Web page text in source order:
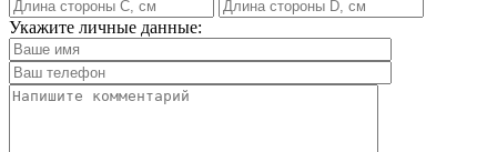
Укажите личные данные: